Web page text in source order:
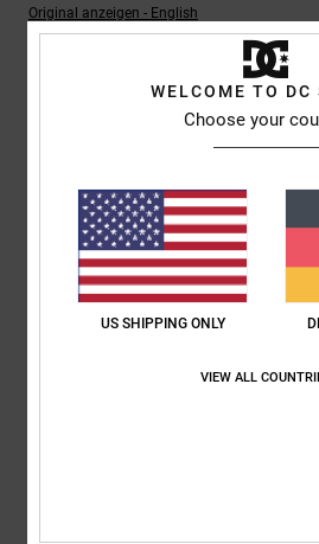
Original anzeigen - English
Komfort: 5/5 Preis-Leistungs-Verhältnis: 5/
Ich empfehle dieses Produkt
5/5
4. Juli 2026
Komfort: 5/5 Preis-Leistungs-Verhältnis
Material: 5 Farbe: 5
Ich empfehle dieses Produkt
WELCOME TO DC
Choose your
US SHIPPING ONLY
VIEW ALL